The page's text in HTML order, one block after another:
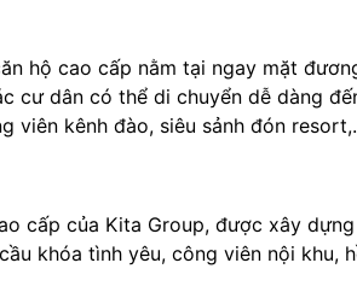
hộ cao cấp nằm tại ngay mặt
cư dân có thể di chuyển dễ dàng
viên kênh đào, siêu sảnh đón
cấp của Kita Group, được xây
khóa tình yêu, công viên nội khu,